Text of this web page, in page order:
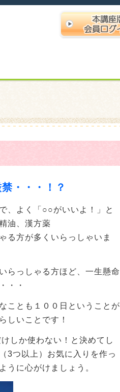
・・・！？
、よく「○○がいいよ！」と
油、漢方薬
る方が多くいらっしゃいま
らっしゃる方ほど、一生懸命
・・
ことも１００日ということが
しいことです！
しか使わない！と決めてし
3つ以上）お気に入りを作っ
うに心がけましょう。